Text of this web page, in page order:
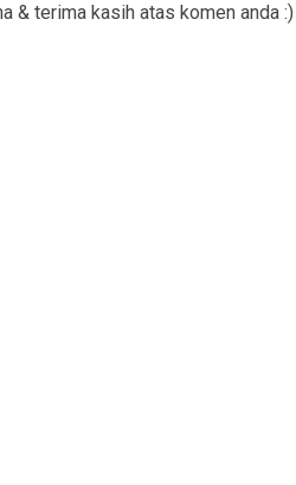
& terima kasih atas komen anda :)